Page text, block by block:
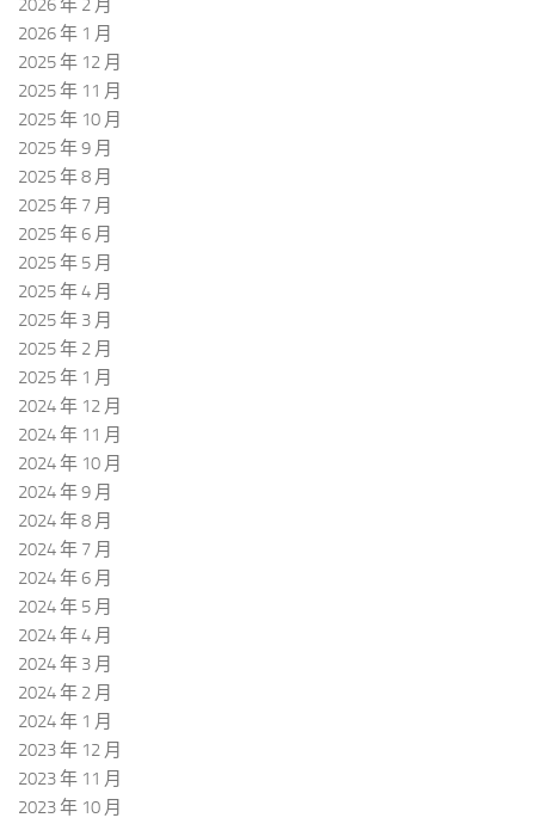
2026 年 2 月
2026 年 1 月
2025 年 12 月
2025 年 11 月
2025 年 10 月
2025 年 9 月
2025 年 8 月
2025 年 7 月
2025 年 6 月
2025 年 5 月
2025 年 4 月
2025 年 3 月
2025 年 2 月
2025 年 1 月
2024 年 12 月
2024 年 11 月
2024 年 10 月
2024 年 9 月
2024 年 8 月
2024 年 7 月
2024 年 6 月
2024 年 5 月
2024 年 4 月
2024 年 3 月
2024 年 2 月
2024 年 1 月
2023 年 12 月
2023 年 11 月
2023 年 10 月